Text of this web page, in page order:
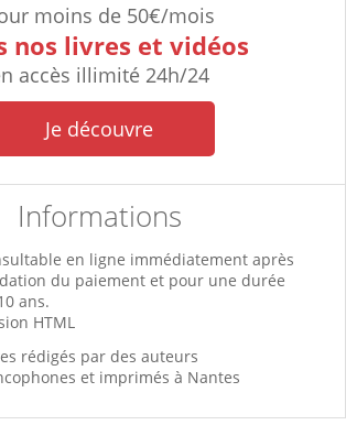
moins de 50€/mois
nos livres et vidéos
accès illimité 24h/24
Je découvre
Informations
en ligne immédiatement après
du paiement et pour une durée
ans.
HTML
rédigés par des auteurs
et imprimés à Nantes